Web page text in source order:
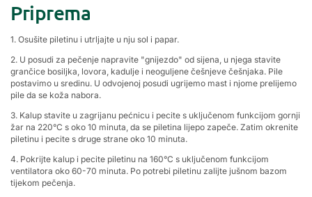
Priprema
1. Osušite piletinu i utrljajte u nju sol i papar.
2. U posudi za pečenje napravite "gnijezdo" od sijena, u njega stavite
grančice bosiljka, lovora, kadulje i neoguljene češnjeve češnjaka. Pile
postavimo u sredinu. U odvojenoj posudi ugrijemo mast i njome prelijemo
pile da se koža nabora.
3. Kalup stavite u zagrijanu pećnicu i pecite s uključenom funkcijom gornji
žar na 220°C s oko 10 minuta, da se piletina lijepo zapeče. Zatim okrenite
piletinu i pecite s druge strane oko 10 minuta.
4. Pokrijte kalup i pecite piletinu na 160°C s uključenom funkcijom
ventilatora oko 60-70 minuta. Po potrebi piletinu zalijte jušnom bazom
tijekom pečenja.